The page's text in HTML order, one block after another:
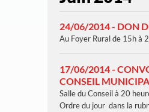
24/06/2014 - DON
Au Foyer Rural de 15h à
17/06/2014 -
CONSEIL
Salle du Conseil à 20
Ordre du jour dans la